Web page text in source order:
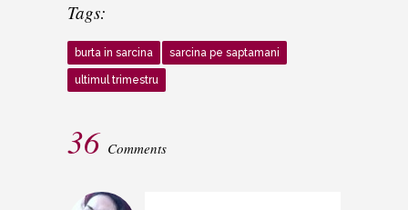
Tags:
burta in sarcina sarcina pe saptamani
ultimul trimestru
36 Comments